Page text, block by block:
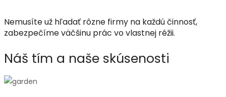
Nemusíte už hľadať rôzne firmy na každú činnosť,
zabezpečíme väčšinu prác vo vlastnej réžii.
Náš tím a naše skúsenosti